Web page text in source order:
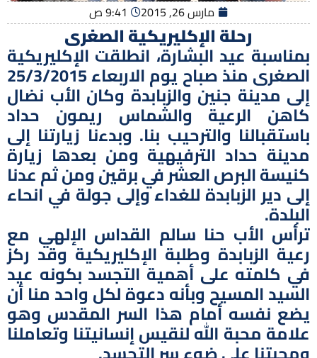
مارس 26, 2015 9:41 ص
رحلة الإكليريكية الصغرى
بمناسبة عيد البشارة، انطلقت الإكليريكية
الصغرى منذ صباح يوم الاربعاء 25/3/2015
إلى مدينة جنين والزبابدة وكان الأب نضال
كاهن الرعية والشماس ريمون حداد
باستقبالنا والترحيب بنا. وبدءنا زيارتنا إلى
مدينة حداد الترفيهية ومن بعدها زيارة
كنيسة البرص العشر في برقين ومن ثم عدنا
إلى دير الزبابدة للغداء وإلى جولة في انحاء
البلدة.
ترأس الأب حنا سالم القداس الإلهي مع
رعية الزبابدة وطلبة الإكليريكية وقد ركز
في كلمته على أهمية التجسد بكونه عيد
السيد المسيح وبأنه دعوة لكل واحد منا أن
يضع نفسه أمام هذا السر المقدس وهو
علامة محبة الله لنقيس إنسانيتنا وتعاملنا